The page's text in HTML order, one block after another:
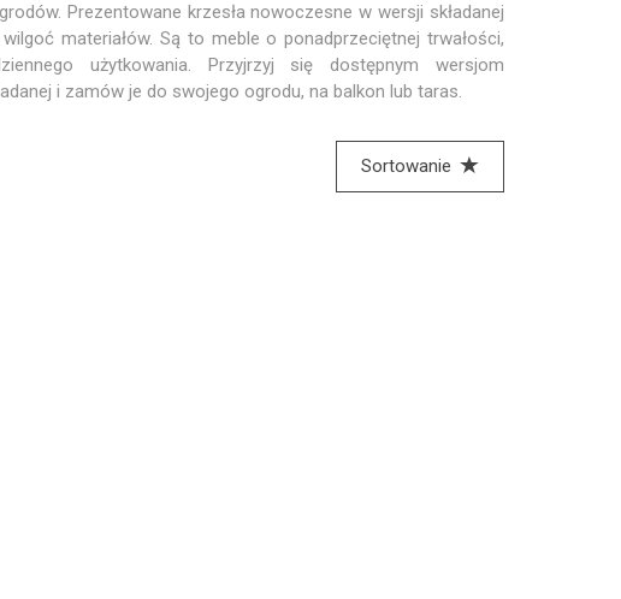
Prezentowane krzesła nowoczesne w wersji składanej
materiałów. Są to meble o ponadprzeciętnej trwałości,
użytkowania. Przyjrzyj się dostępnym wersjom
i zamów je do swojego ogrodu, na balkon lub taras.
Sortowanie